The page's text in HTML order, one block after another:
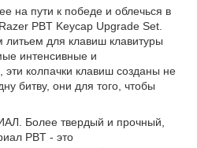
на пути к победе и облечься в
PBT Keycap Upgrade Set.
литьем для клавиш клавитуры
интенсивные и
эти колпачки клавиш созданы не
битву, они для того, чтобы
Более твердый и прочный,
PBT - это